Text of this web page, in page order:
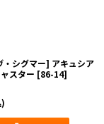
・シグマー] アキュシア
スター [86-14]